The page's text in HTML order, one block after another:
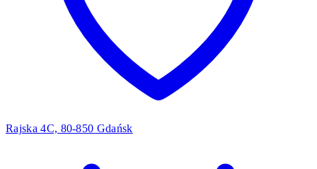
Rajska 4C, 80-850 Gdańsk